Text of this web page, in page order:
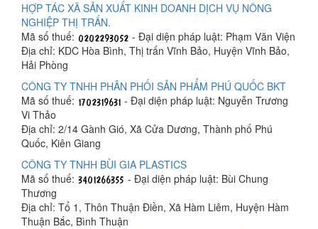
HỢP TÁC XÃ SẢN XUẤT KINH DOANH DỊCH VỤ NÔNG
NGHIỆP THỊ TRẤN.
Mã số thuế:
- Đại diện pháp luật: Phạm Văn Viện
Địa chỉ: KDC Hòa Bình, Thị trấn Vĩnh Bảo, Huyện Vĩnh Bảo,
Hải Phòng
CÔNG TY TNHH PHÂN PHỐI SẢN PHẨM PHÚ QUỐC BKT
Mã số thuế:
- Đại diện pháp luật: Nguyễn Trương
Vi Thảo
Địa chỉ: 2/14 Gành Gió, Xã Cửa Dương, Thành phố Phú
Quốc, Kiên Giang
CÔNG TY TNHH BÙI GIA PLASTICS
Mã số thuế:
- Đại diện pháp luật: Bùi Chung
Thương
Địa chỉ: Tổ 1, Thôn Thuận Điền, Xã Hàm Liêm, Huyện Hàm
Thuận Bắc, Bình Thuận